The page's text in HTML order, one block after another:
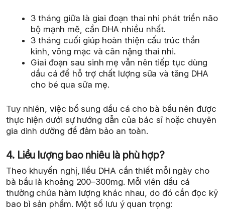
3 tháng giữa là giai đoạn thai nhi phát triển não
bộ mạnh mẽ, cần DHA nhiều nhất.
3 tháng cuối giúp hoàn thiện cấu trúc thần
kinh, võng mạc và cân nặng thai nhi.
Giai đoạn sau sinh mẹ vẫn nên tiếp tục dùng
dầu cá để hỗ trợ chất lượng sữa và tăng DHA
cho bé qua sữa mẹ.
Tuy nhiên, việc bổ sung dầu cá cho bà bầu nên được
thực hiện dưới sự hướng dẫn của bác sĩ hoặc chuyên
gia dinh dưỡng để đảm bảo an toàn.
4. Liều lượng bao nhiêu là phù hợp?
Theo khuyến nghị, liều DHA cần thiết mỗi ngày cho
bà bầu là khoảng 200–300mg. Mỗi viên dầu cá
thường chứa hàm lượng khác nhau, do đó cần đọc kỹ
bao bì sản phẩm. Một số lưu ý quan trọng: